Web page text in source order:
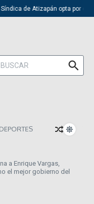
de Atizapán opta por el
DEPORTES
a Enrique Vargas,
el mejor gobierno del